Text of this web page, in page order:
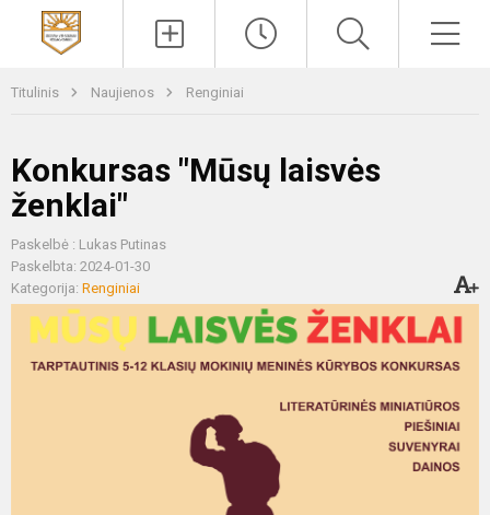
Titulinis Naujienos Renginiai
Konkursas "Mūsų laisvės
ženklai"
Paskelbė : Lukas Putinas
Paskelbta: 2024-01-30
Kategorija: Renginiai